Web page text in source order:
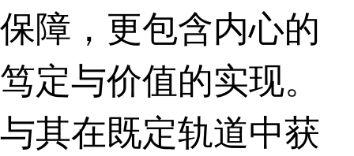
保障，更包含内心的
笃定与价值的实现。
与其在既定轨道中获